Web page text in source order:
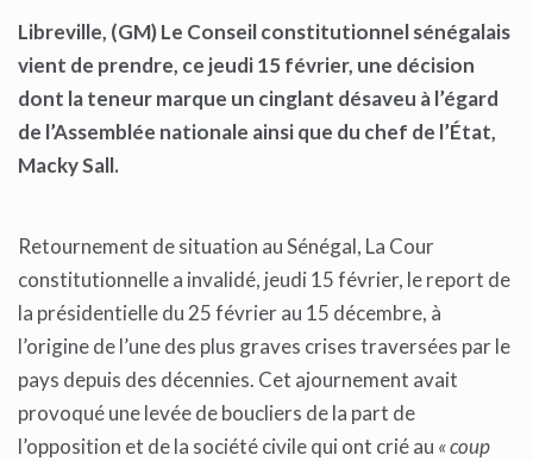
Libreville, (GM) Le Conseil constitutionnel sénégalais
vient de prendre, ce jeudi 15 février, une décision
dont la teneur marque un cinglant désaveu à l’égard
de l’Assemblée nationale ainsi que du chef de l’État,
Macky Sall.
Retournement de situation au Sénégal, La Cour
constitutionnelle a invalidé, jeudi 15 février, le report de
la présidentielle du 25 février au 15 décembre, à
l’origine de l’une des plus graves crises traversées par le
pays depuis des décennies. Cet ajournement avait
provoqué une levée de boucliers de la part de
l’opposition et de la société civile qui ont crié au « coup